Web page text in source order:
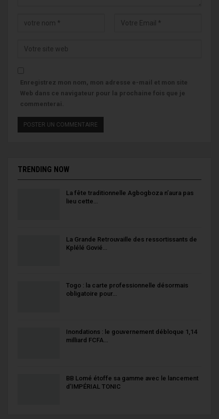
Enregistrez mon nom, mon adresse e-mail et mon site
Web dans ce navigateur pour la prochaine fois que je
commenterai.
TRENDING NOW
La fête traditionnelle Agbogboza n’aura pas
lieu cette…
La Grande Retrouvaille des ressortissants de
Kplélé Govié…
Togo : la carte professionnelle désormais
obligatoire pour…
Inondations : le gouvernement débloque 1,14
milliard FCFA…
BB Lomé étoffe sa gamme avec le lancement
d’IMPÉRIAL TONIC